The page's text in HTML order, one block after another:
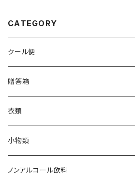
CATEGORY
クール便
贈答箱
衣類
Tシャツ
ジャンパー
小物類
枡
ノンアルコール飲料